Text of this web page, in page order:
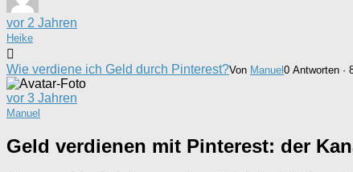
vor 2 Jahren
Heike
Wie verdiene ich Geld durch Pinterest?Von Manuel0 Antworten ·
vor 3 Jahren
Manuel
Geld verdienen mit Pinterest: der